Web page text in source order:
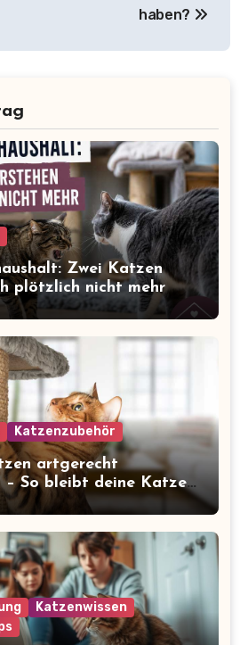
haben?
Zwei Katzen
plötzlich nicht mehr
Katzenzubehör
artgerecht
– So bleibt deine Katze
gesund
Katzenwissen